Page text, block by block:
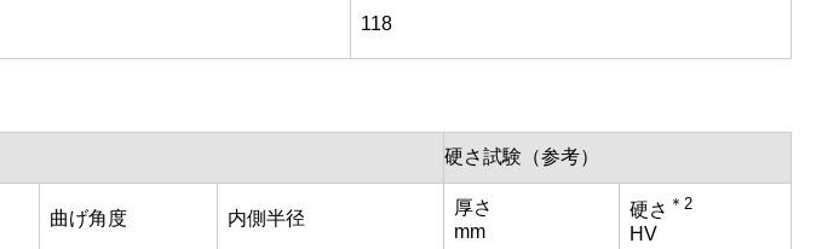
118
硬さ試験（参考）
曲げ角度 内側半径
厚さ
mm
硬さ ＊2
HV